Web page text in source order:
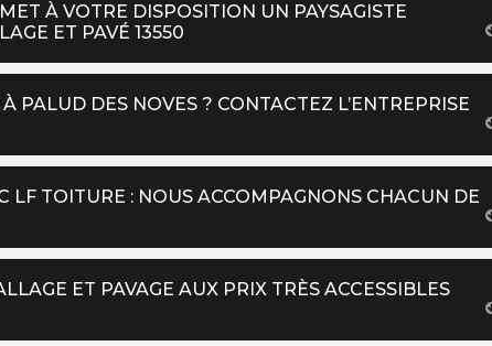
À VOTRE DISPOSITION UN PAYSAGISTE
ET PAVÉ 13550
PALUD DES NOVES ? CONTACTEZ L’ENTREPRISE
LF TOITURE : NOUS ACCOMPAGNONS CHACUN DE
ET PAVAGE AUX PRIX TRÈS ACCESSIBLES